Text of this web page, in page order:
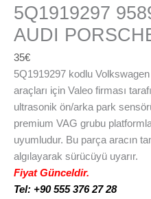
5Q1919297
AUDI
35€
5Q1919297 kodlu
araçları için Valeo firması
ultrasonik ön/arka park
premium VAG grubu
uyumludur. Bu parça aracın
algılayarak sürücüyü uyarır.
Fiyat Günceldir.
Tel: +90 555 376 27 28